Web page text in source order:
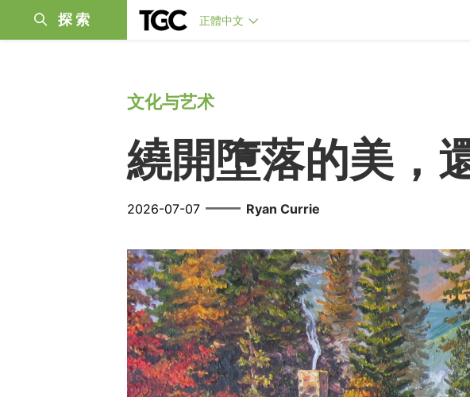
探索 正體中文
文化与艺术
繞開墮落的美，
2026-07-07 —— Ryan Currie